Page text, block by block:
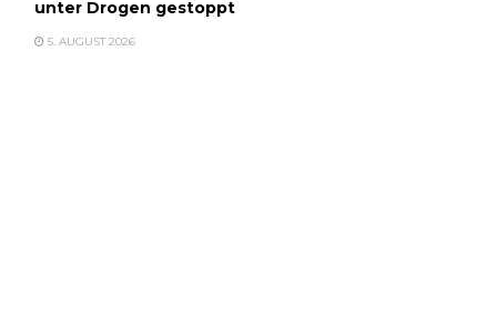
unter Drogen gestoppt
5. AUGUST 2026